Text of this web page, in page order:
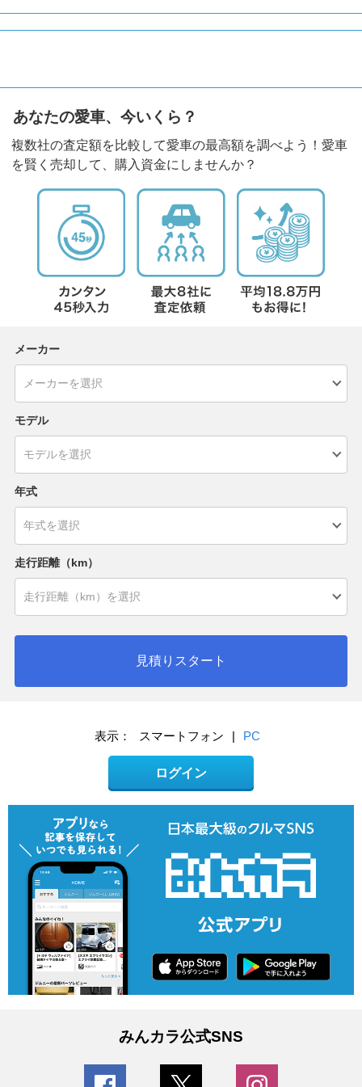
あなたの愛車、今いくら？
複数社の査定額を比較して愛車の最高額を調べよう！愛車
を賢く売却して、購入資金にしませんか？
メーカー
モデル
年式
走行距離（km）
見積りスタート
表示： スマートフォン | PC
ログイン
みんカラ公式SNS